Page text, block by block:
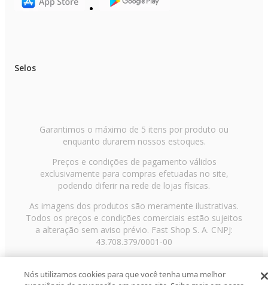
Selos
Garantimos o máximo de 5 itens por produto ou
enquanto durarem nossos estoques.
Preços e condições de pagamento válidos
exclusivamente para compras efetuadas no site,
podendo diferir na rede de lojas físicas.
As imagens dos produtos são meramente ilustrativas.
Todos os preços e condições comerciais estão sujeitos
a alteração sem aviso prévio. Fast Shop S. A. CNPJ:
43.708.379/0001-00
Paulo/SP, CEP 02029-001, Telefone: 11 3003-3728 ©
Nós utilizamos cookies para que você tenha uma melhor